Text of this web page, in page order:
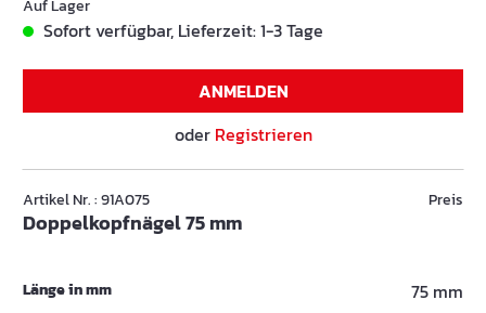
Auf Lager
Sofort verfügbar, Lieferzeit: 1-3 Tage
ANMELDEN
oder Registrieren
Artikel Nr. : 91A075
Doppelkopfnägel 75 mm
Preis
Länge in mm 75 mm